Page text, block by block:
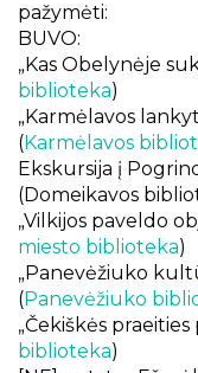
pažymėti:
BUVO:
„Kas Obelynėje
biblioteka)
„Karmėlavos
(Karmėlavos
Ekskursija į
(Domeikavos
„Vilkijos paveldo
miesto biblioteka)
„Panevėžiuko
(Panevėžiuko
„Čekiškės
biblioteka)